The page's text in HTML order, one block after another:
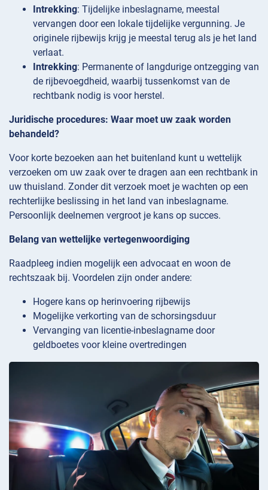
Intrekking: Tijdelijke inbeslagname, meestal
vervangen door een lokale tijdelijke vergunning. Je
originele rijbewijs krijg je meestal terug als je het land
verlaat.
Intrekking: Permanente of langdurige ontzegging van
de rijbevoegdheid, waarbij tussenkomst van de
rechtbank nodig is voor herstel.
Juridische procedures: Waar moet uw zaak worden
behandeld?
Voor korte bezoeken aan het buitenland kunt u wettelijk
verzoeken om uw zaak over te dragen aan een rechtbank in
uw thuisland. Zonder dit verzoek moet je wachten op een
rechterlijke beslissing in het land van inbeslagname.
Persoonlijk deelnemen vergroot je kans op succes.
Belang van wettelijke vertegenwoordiging
Raadpleeg indien mogelijk een advocaat en woon de
rechtszaak bij. Voordelen zijn onder andere:
Hogere kans op herinvoering rijbewijs
Mogelijke verkorting van de schorsingsduur
Vervanging van licentie-inbeslagname door
geldboetes voor kleine overtredingen